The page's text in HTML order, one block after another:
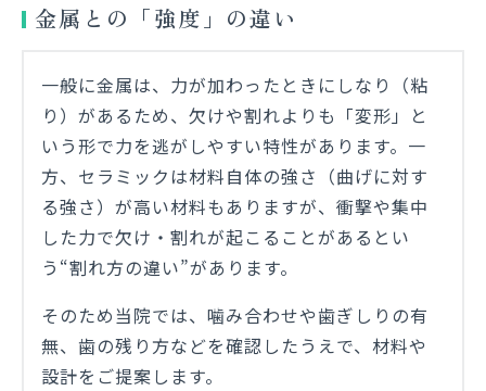
金属との「強度」の違い
一般に金属は、力が加わったときにしなり（粘
り）があるため、欠けや割れよりも「変形」と
いう形で力を逃がしやすい特性があります。一
方、セラミックは材料自体の強さ（曲げに対す
る強さ）が高い材料もありますが、衝撃や集中
した力で欠け・割れが起こることがあるとい
う“割れ方の違い”があります。
そのため当院では、噛み合わせや歯ぎしりの有
無、歯の残り方などを確認したうえで、材料や
設計をご提案します。